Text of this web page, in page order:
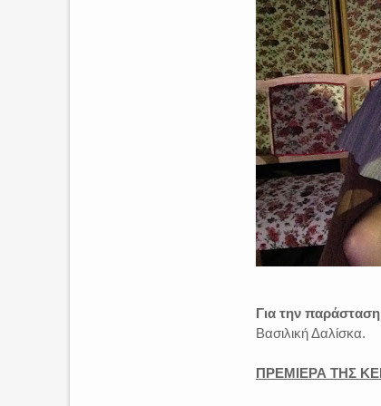
Για την
Βασιλική Δαλίσκα.
ΠΡΕΜΙΕΡΑ ΤΗΣ